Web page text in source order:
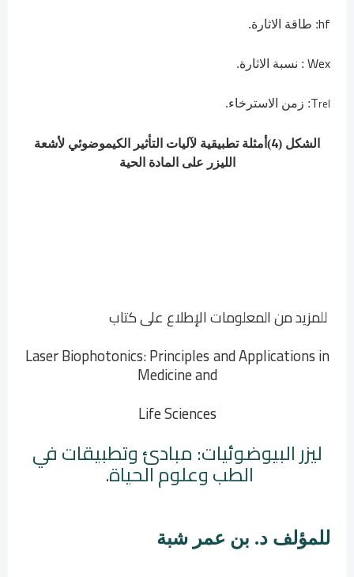
hf: طاقة الاثارة.
Wex : نسبة الاثارة.
Trel : زمن الاسترخاء.
الشكل (4
) أمثلة تطبيقية لآليات التأثير الكيموضوئي لأشعة
الليزر على المادة الحية
للمزيد من المعلومات الإطلاع على كتاب
Laser Biophotonics: Principlesand Applications in
Medicine and
Life Sciences
ليزر البيوضوئيات: مبادئ وتطبيقات في
الطب وعلوم الحياة.
للمؤلف د. بن عمر شبة